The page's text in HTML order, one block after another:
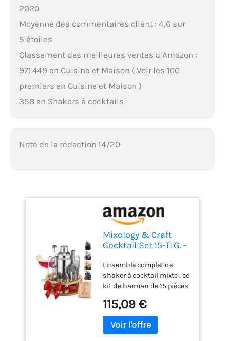
2020
Moyenne des commentaires client : 4,6 sur
5 étoiles
Classement des meilleures ventes d’Amazon :
971 449 en Cuisine et Maison ( Voir les 100
premiers en Cuisine et Maison )
358 en Shakers à cocktails
Note de la rédaction 14/20
Mixology & Craft
Cocktail Set 15-TLG. -
aus Edelstahl mit
Bar Zubehör - Silber
Ensemble complet de
shaker à cocktail mixte : ce
kit de barman de 15 pièces
essentiels et plus encore,
pour créer des cocktails
comme un pro, que ce soit
115,09 €